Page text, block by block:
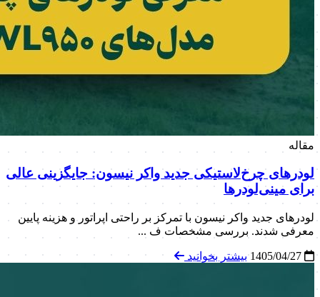
مقاله
لودرهای چرخ‌لاستیکی جدید واکر نیسون: جایگزینی عالی
برای مینی‌لودرها
لودرهای جدید واکر نیسون با تمرکز بر راحتی اپراتور و هزینه پایین
معرفی شدند. بررسی مشخصات ف ...
بیشتر بخوانید